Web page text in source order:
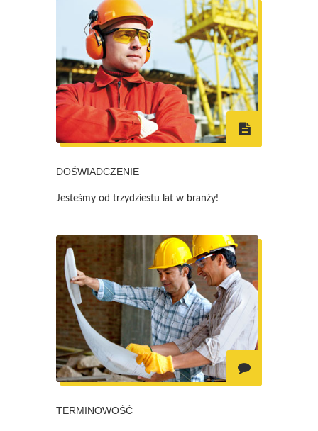
DOŚWIADCZENIE
Jesteśmy od trzydziestu lat w branży!
TERMINOWOŚĆ